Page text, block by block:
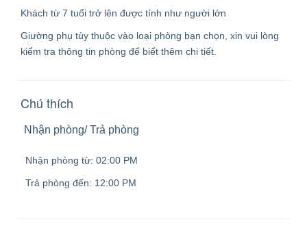
Khách từ 7 tuổi trở lên được tính như người lớn
Giường phụ tùy thuộc vào loại phòng bạn chọn, xin vui lòng
kiểm tra thông tin phòng để biết thêm chi tiết.
Chú thích
Nhận phòng/ Trả phòng
Nhận phòng từ: 02:00 PM
Trả phòng đến: 12:00 PM